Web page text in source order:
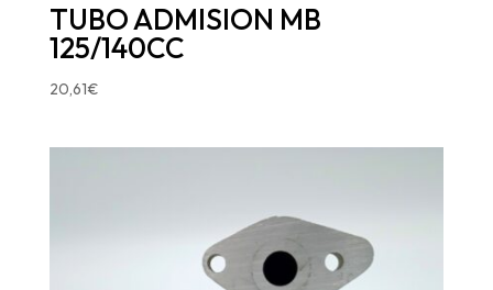
TUBO ADMISION MB
125/140CC
20,61€